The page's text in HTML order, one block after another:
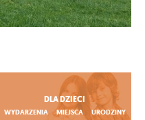
DLA DZIECI
WYDARZENIA MIEJSCA URODZINY